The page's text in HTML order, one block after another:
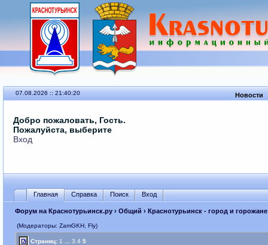
07.08.2026 :: 21:40:20 Новости
Добро пожаловать, Гость.
Пожалуйста, выберите
Вход
Главная Справка Поиск Вход
Форум на Краснотурьинск.ру› Общий › Краснотурьинск - город и горожане
(Модераторы: ZamGKH, Fly)
Страниц: 1 3 4 5